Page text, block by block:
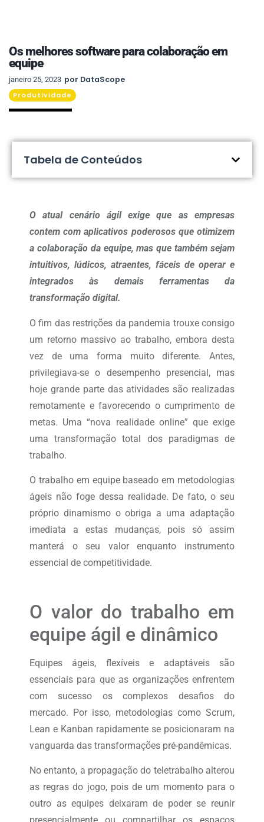
Os melhores software para colaboração em
equipe
janeiro 25, 2023 por DataScope
Produtividade
Tabela de Conteúdos
O atual cenário ágil exige que as empresas
contem com aplicativos poderosos que otimizem
a colaboração da equipe, mas que também sejam
intuitivos, lúdicos, atraentes, fáceis de operar e
integrados às demais ferramentas da
transformação digital.
O fim das restrições da pandemia trouxe consigo
um retorno massivo ao trabalho, embora desta
vez de uma forma muito diferente. Antes,
privilegiava-se o desempenho presencial, mas
hoje grande parte das atividades são realizadas
remotamente e favorecendo o cumprimento de
metas. Uma “nova realidade online” que exige
uma transformação total dos paradigmas de
trabalho.
O trabalho em equipe baseado em metodologias
ágeis não foge dessa realidade. De fato, o seu
próprio dinamismo o obriga a uma adaptação
imediata a estas mudanças, pois só assim
manterá o seu valor enquanto instrumento
essencial de competitividade.
O valor do trabalho em
equipe ágil e dinâmico
Equipes ágeis, flexíveis e adaptáveis ​​são
essenciais para que as organizações enfrentem
com sucesso os complexos desafios do
mercado. Por isso, metodologias como Scrum,
Lean e Kanban rapidamente se posicionaram na
vanguarda das transformações pré-pandêmicas.
No entanto, a propagação do teletrabalho alterou
as regras do jogo, pois de um momento para o
outro as equipes deixaram de poder se reunir